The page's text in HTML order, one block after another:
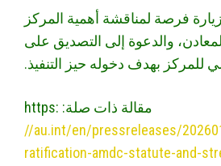
فرصة لمناقشة أهمية المركز
والدعوة إلى التصديق على
للمركز بهدف دخوله حيز التنفيذ.
مقالة ذات صلة: https:
//au.int/en/pressreleases/
ratification-amdc-statute-and-